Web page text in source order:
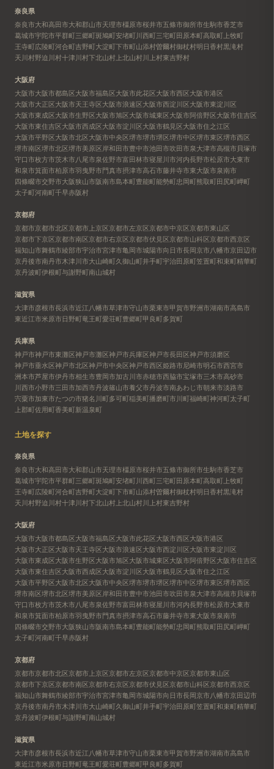
奈良県
奈良市大和高田市大和郡山市天理市橿原市桜井市五條市御所市生駒市香芝市
葛城市宇陀市平群町三郷町斑鳩町安堵町川西町三宅町田原本町高取町 上牧町
王寺町広陵町河合町吉野町大淀町下市町山添村曽爾村御杖村明日香村黒滝村
天川村野迫川村十津川村下北山村 上北山村川上村東吉野村
大阪府
大阪市大阪市都島区大阪市福島区大阪市此花区大阪市西区大阪市港区
大阪市大正区大阪市天王寺区大阪市浪速区大阪市西淀川区大阪市東淀川区
大阪市東成区大阪市生野区大阪市旭区大阪市城東区大阪市阿倍野区大阪市住吉区
大阪市東住吉区大阪市西成区大阪市淀川区大阪市鶴見区大阪市住之江区
大阪市平野区大阪市北区大阪市中央区堺市堺市堺区堺市中区堺市東区堺市西区
堺市南区堺市北区堺市美原区岸和田市豊中市池田市吹田市泉大津市高槻市 貝塚市
守口市枚方市茨木市八尾市泉佐野市富田林市寝屋川市河内長野市松原市大東市
和泉市箕面市柏原市羽曳野市門真市摂津市高石市藤井寺市東大阪市泉南市
四條畷市交野市大阪狭山市阪南市島本町豊能町能勢町忠岡町熊取町田尻町岬町
太子町河南町千早赤阪村
京都府
京都市京都市北区京都市上京区京都市左京区京都市中京区京都市東山区
京都市下京区京都市南区京都市右京区京都市伏見区京都市山科区京都市西京区
福知山市舞鶴市綾部市宇治市宮津市亀岡市城陽市向日市長岡京市八幡市京田辺市
京丹後市南丹市木津川市大山崎町久御山町井手町宇治田原町笠置町和束町精華町
京丹波町伊根町与謝野町南山城村
滋賀県
大津市彦根市長浜市近江八幡市草津市守山市栗東市甲賀市野洲市湖南市高島市
東近江市米原市日野町竜王町愛荘町豊郷町甲良町多賀町
兵庫県
神戸市神戸市東灘区神戸市灘区神戸市兵庫区神戸市長田区神戸市須磨区
神戸市垂水区神戸市北区神戸市中央区神戸市西区姫路市尼崎市明石市西宮市
洲本市芦屋市伊丹市相生市豊岡市加古川市赤穂市西脇市宝塚市三木市高砂市
川西市小野市三田市加西市丹波篠山市養父市丹波市南あわじ市朝来市淡路市
宍粟市加東市たつの市猪名川町多可町稲美町播磨町市川町福崎町神河町太子町
上郡町佐用町香美町新温泉町
土地を探す
奈良県
奈良市大和高田市大和郡山市天理市橿原市桜井市五條市御所市生駒市香芝市
葛城市宇陀市平群町三郷町斑鳩町安堵町川西町三宅町田原本町高取町 上牧町
王寺町広陵町河合町吉野町大淀町下市町山添村曽爾村御杖村明日香村黒滝村
天川村野迫川村十津川村下北山村 上北山村川上村東吉野村
大阪府
大阪市大阪市都島区大阪市福島区大阪市此花区大阪市西区大阪市港区
大阪市大正区大阪市天王寺区大阪市浪速区大阪市西淀川区大阪市東淀川区
大阪市東成区大阪市生野区大阪市旭区大阪市城東区大阪市阿倍野区大阪市住吉区
大阪市東住吉区大阪市西成区大阪市淀川区大阪市鶴見区大阪市住之江区
大阪市平野区大阪市北区大阪市中央区堺市堺市堺区堺市中区堺市東区堺市西区
堺市南区堺市北区堺市美原区岸和田市豊中市池田市吹田市泉大津市高槻市 貝塚市
守口市枚方市茨木市八尾市泉佐野市富田林市寝屋川市河内長野市松原市大東市
和泉市箕面市柏原市羽曳野市門真市摂津市高石市藤井寺市東大阪市泉南市
四條畷市交野市大阪狭山市阪南市島本町豊能町能勢町忠岡町熊取町田尻町岬町
太子町河南町千早赤阪村
京都府
京都市京都市北区京都市上京区京都市左京区京都市中京区京都市東山区
京都市下京区京都市南区京都市右京区京都市伏見区京都市山科区京都市西京区
福知山市舞鶴市綾部市宇治市宮津市亀岡市城陽市向日市長岡京市八幡市京田辺市
京丹後市南丹市木津川市大山崎町久御山町井手町宇治田原町笠置町和束町精華町
京丹波町伊根町与謝野町南山城村
滋賀県
大津市彦根市長浜市近江八幡市草津市守山市栗東市甲賀市野洲市湖南市高島市
東近江市米原市日野町竜王町愛荘町豊郷町甲良町多賀町